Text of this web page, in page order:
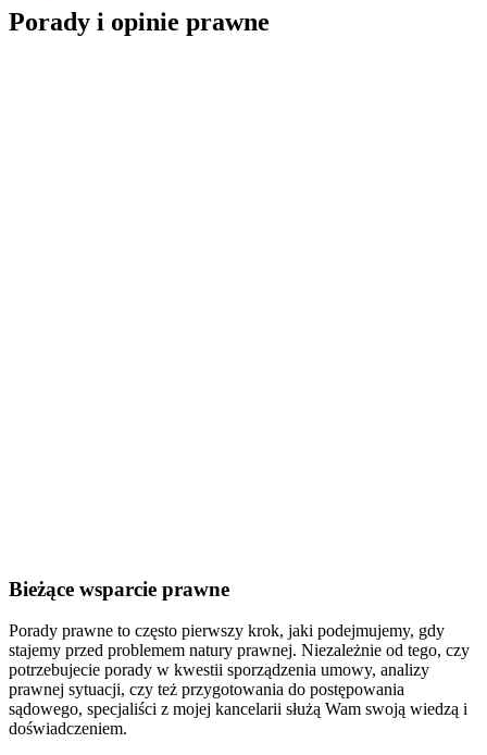
Porady i opinie prawne
Bieżące wsparcie prawne
Porady prawne to często pierwszy krok, jaki podejmujemy, gdy
stajemy przed problemem natury prawnej. Niezależnie od tego, czy
potrzebujecie porady w kwestii sporządzenia umowy, analizy
prawnej sytuacji, czy też przygotowania do postępowania
sądowego, specjaliści z mojej kancelarii służą Wam swoją wiedzą i
doświadczeniem.